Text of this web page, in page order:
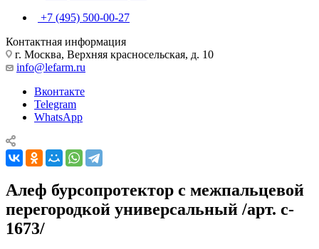
+7 (495) 500-00-27
Контактная информация
г. Москва, Верхняя красносельская, д. 10
info@lefarm.ru
Вконтакте
Telegram
WhatsApp
Алеф бурсопротектор с межпальцевой
перегородкой универсальный /арт. c-
1673/